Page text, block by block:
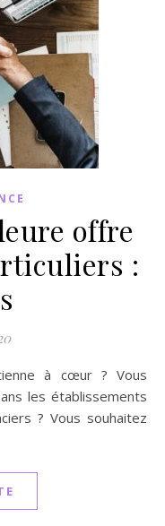
offre
:
les établissements
? Vous souhaitez